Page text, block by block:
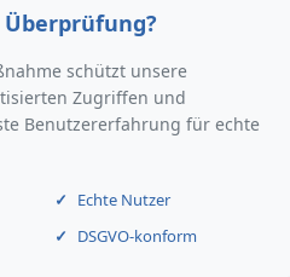
schützt unsere
Zugriffen und
Benutzererfahrung für echte
Echte Nutzer
DSGVO-konform